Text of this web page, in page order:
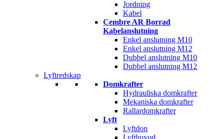
Jordning
Kabel
Cembre AR Borrad
Kabelanslutning
Enkel anslutning M10
Enkel anslutning M12
Dubbel anslutning M10
Dubbel anslutning M12
Lyftredskap
Domkrafter
Hydrauliska domkrafter
Mekaniska domkrafter
Rallardomkrafter
Lyft
Lyftdon
Lyfthuvud